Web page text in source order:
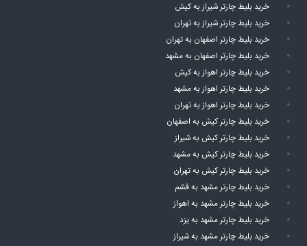
خرید بلیط چارتر شیراز به کیش
خرید بلیط چارتر شیراز به تهران
خرید بلیط چارتر اصفهان به تهران
خرید بلیط چارتر اصفهان به مشهد
خرید بلیط چارتر اهواز به کیش
خرید بلیط چارتر اهواز به مشهد
خرید بلیط چارتر اهواز به تهران
خرید بلیط چارتر کیش به اصفهان
خرید بلیط چارتر کیش به شیراز
خرید بلیط چارتر کیش به مشهد
خرید بلیط چارتر کیش به تهران
خرید بلیط چارتر مشهد به قشم
خرید بلیط چارتر مشهد به اهواز
خرید بلیط چارتر مشهد به یزد
خرید بلیط چارتر مشهد به شیراز